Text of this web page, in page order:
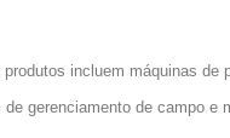
incluem máquinas
gerenciamento de campo e